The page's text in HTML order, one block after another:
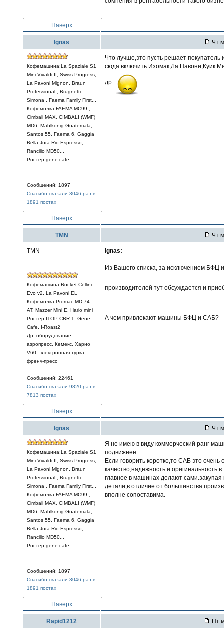
Наверх
Ignas Чт
Кофемашина:La Spaziale S1
Mini Vivaldi II, Swiss Progress,
La Pavoni Mignon, Braun
Professional , Brugnetti
Simona , Faema Family First...
Кофемолка:FAEMA MC99 ,
Cimbali MAX, CIMBALI (WMF)
MD6, Mahlkonig Guatemala,
Santos 55, Faema 6, Gaggia
Bella,Jura Rio Espresso,
Rancilio MD50...
Ростер:gene cafe
Сообщений: 1897
Спасибо сказали 3046 раз в
1891 постах
Что лучше,это пусть решает
сюда включить Изомак,Ла
др.
Наверх
TMN Чт
TMN
Кофемашина:Rocket Cellini
Evo v2, La Pavoni EL
Кофемолка:Promac MD 74
AT, Mazzer Mini E, Hario mini
Ростер:ITOP CBR-1, Gene
Cafe, I-Roast2
Др. оборудование:
аэропресс, Кемекс, Харио
V60, электронная турка,
френч-пресс
Сообщений: 22461
Спасибо сказали 9820 раз в
7813 постах
Ignas:
Из Вашего списка, за исключением БФЦ
производителей тут обсуждается и
А чем привлекают машины БФЦ и САБ?
Наверх
Ignas Чт
Кофемашина:La Spaziale S1
Mini Vivaldi II, Swiss Progress,
La Pavoni Mignon, Braun
Professional , Brugnetti
Simona , Faema Family First...
Кофемолка:FAEMA MC99 ,
Cimbali MAX, CIMBALI (WMF)
MD6, Mahlkonig Guatemala,
Santos 55, Faema 6, Gaggia
Bella,Jura Rio Espresso,
Rancilio MD50...
Ростер:gene cafe
Сообщений: 1897
Спасибо сказали 3046 раз в
1891 постах
Я не имею в виду коммерческий ранг
подвижнее.
Если говорить коротко,то САБ это
качество,надежность и
главное в машинах делают
детали,в отличие от большинства
вполне сопоставима.
Наверх
Rapid1212 Пт